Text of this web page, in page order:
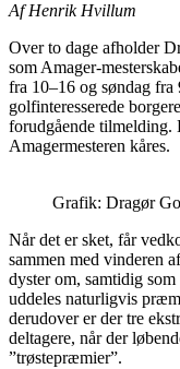
Af Henrik Hvillum
Over to dage afholder
som Amager-
fra 10–16 og søndag
golfinteresserede
forudgående tilmelding.
Amagermesteren kåres.
Grafik: Dragør
Når det er sket, får
sammen med vinderen
dyster om, samtidig
uddeles naturligvis
derudover er der tre
deltagere, når der
”trøstepræmier”.